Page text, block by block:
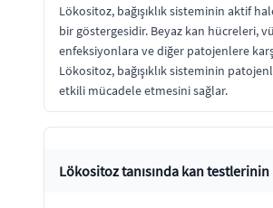
Lökositoz, bağışıklık sisteminin aktif
bir göstergesidir. Beyaz kan hücreleri,
enfeksiyonlara ve diğer patojenlere
Lökositoz, bağışıklık sisteminin
etkili mücadele etmesini sağlar.
Lökositoz tanısında kan